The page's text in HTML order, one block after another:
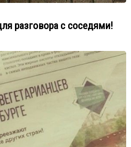
разговора с соседями!